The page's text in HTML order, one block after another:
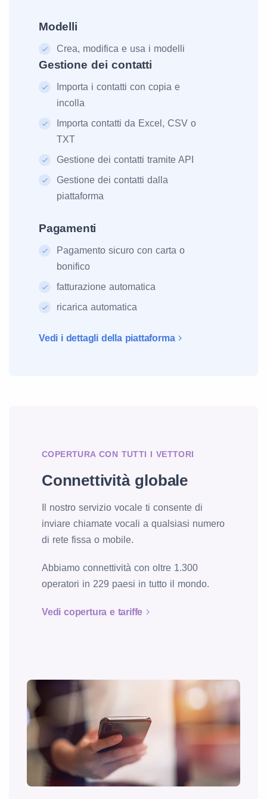
Modelli
Crea, modifica e usa i modelli
Gestione dei contatti
Importa i contatti con copia e
incolla
Importa contatti da Excel, CSV o
TXT
Gestione dei contatti tramite API
Gestione dei contatti dalla
piattaforma
Pagamenti
Pagamento sicuro con carta o
bonifico
fatturazione automatica
ricarica automatica
Vedi i dettagli della piattaforma
COPERTURA CON TUTTI I VETTORI
Connettività globale
Il nostro servizio vocale ti consente di
inviare chiamate vocali a qualsiasi numero
di rete fissa o mobile.
Abbiamo connettività con oltre 1.300
operatori in 229 paesi in tutto il mondo.
Vedi copertura e tariffe